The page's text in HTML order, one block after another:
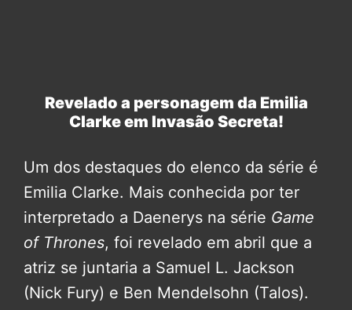
Revelado a personagem da Emilia
Clarke em Invasão Secreta!
Um dos destaques do elenco da série é
Emilia Clarke. Mais conhecida por ter
interpretado a Daenerys na série Game
of Thrones, foi revelado em abril que a
atriz se juntaria a Samuel L. Jackson
(Nick Fury) e Ben Mendelsohn (Talos).